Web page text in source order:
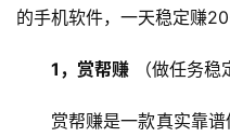
的手机软件，一天稳定赚
1，赏帮赚 （做任务稳
赏帮赚是一款真实靠